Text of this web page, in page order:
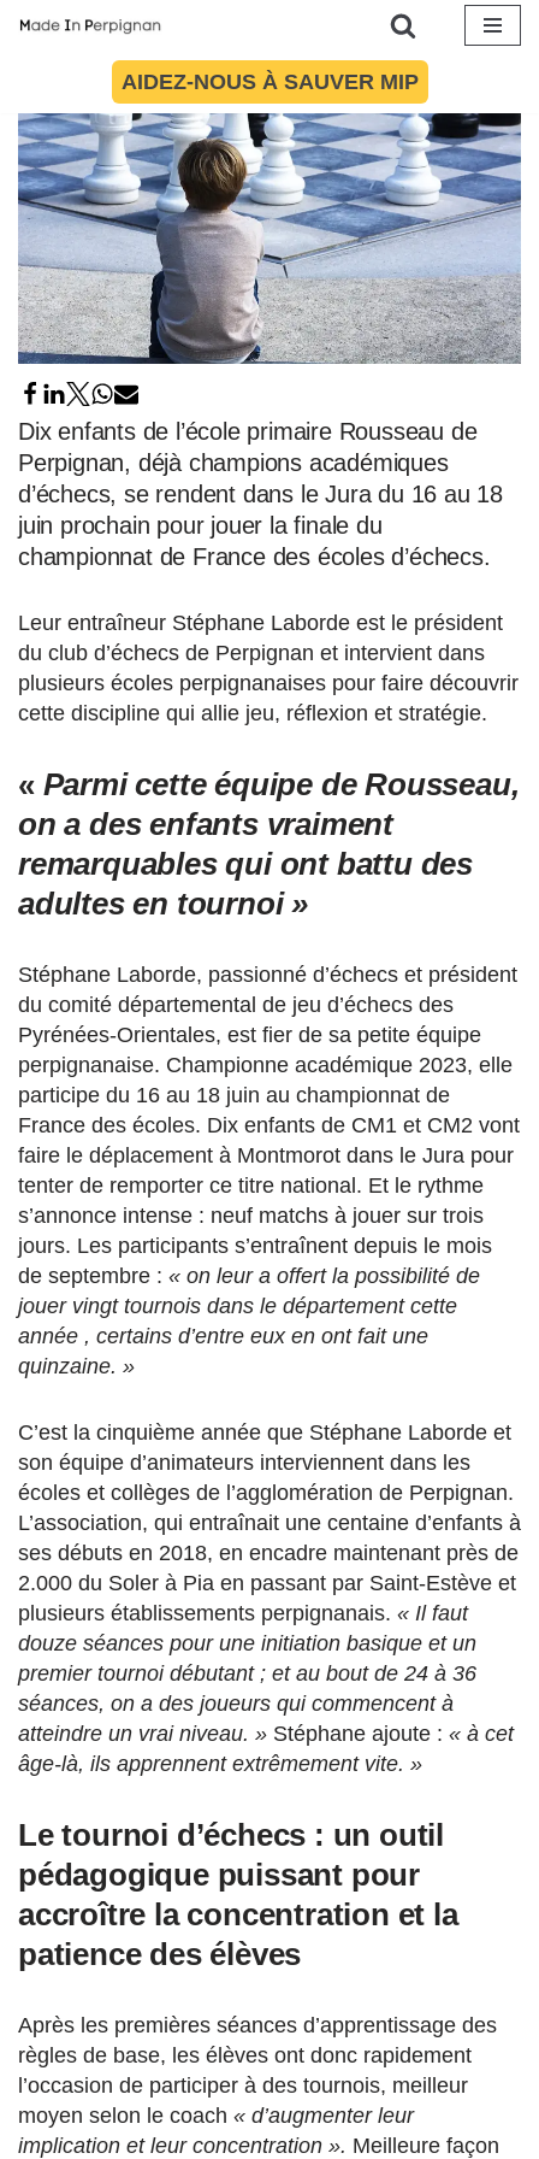
contenu
AIDEZ-NOUS À SAUVER MIP
Dix enfants de l’école primaire Rousseau de
Perpignan, déjà champions académiques
d’échecs, se rendent dans le Jura du 16 au 18
juin prochain pour jouer la finale du
championnat de France des écoles d’échecs.
Leur entraîneur Stéphane Laborde est le président
du club d’échecs de Perpignan et intervient dans
plusieurs écoles perpignanaises pour faire découvrir
cette discipline qui allie jeu, réflexion et stratégie.
«Parmi cette équipe de Rousseau,
on a des enfants vraiment
remarquables qui ont battu des
adultes en tournoi »
Stéphane Laborde, passionné d’échecs et président
du comité départemental de jeu d’échecs des
Pyrénées-Orientales, est fier de sa petite équipe
perpignanaise. Championne académique 2023, elle
participe du 16 au 18 juin au championnat de
France des écoles. Dix enfants de CM1 et CM2 vont
faire le déplacement à Montmorot dans le Jura pour
tenter de remporter ce titre national. Et le rythme
s’annonce intense : neuf matchs à jouer sur trois
jours. Les participants s’entraînent depuis le mois
de septembre : « on leur a offert la possibilité de
jouer vingt tournois dans le département cette
année , certains d’entre eux en ont fait une
quinzaine. »
C’est la cinquième année que Stéphane Laborde et
son équipe d’animateurs interviennent dans les
écoles et collèges de l’agglomération de Perpignan.
L’association, qui entraînait une centaine d’enfants à
ses débuts en 2018, en encadre maintenant près de
2.000 du Soler à Pia en passant par Saint-Estève et
plusieurs établissements perpignanais. « Il faut
douze séances pour une initiation basique et un
premier tournoi débutant ; et au bout de 24 à 36
séances, on a des joueurs qui commencent à
atteindre un vrai niveau. » Stéphane ajoute : « à cet
âge-là, ils apprennent extrêmement vite. »
Le tournoi d’échecs : un outil
pédagogique puissant pour
accroître la concentration et la
patience des élèves
Après les premières séances d’apprentissage des
règles de base, les élèves ont donc rapidement
l’occasion de participer à des tournois, meilleur
moyen selon le coach « d’augmenter leur
implication et leur concentration ». Meilleure façon